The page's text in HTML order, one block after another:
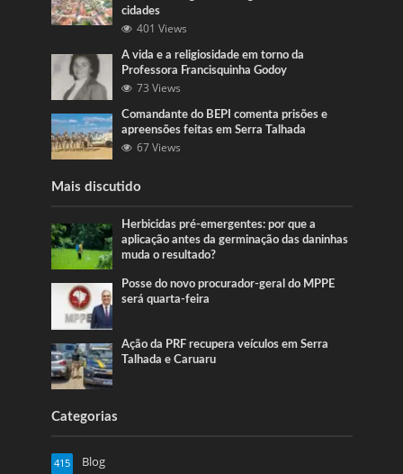
cidades
401 Views
A vida e a religiosidade em torno da
Professora Francisquinha Godoy
73 Views
Comandante do BEPI comenta prisões e
apreensões feitas em Serra Talhada
67 Views
Mais discutido
Herbicidas pré-emergentes: por que a
aplicação antes da germinação das daninhas
muda o resultado?
Posse do novo procurador-geral do MPPE
será quarta-feira
Ação da PRF recupera veículos em Serra
Talhada e Caruaru
Categorias
Blog
415